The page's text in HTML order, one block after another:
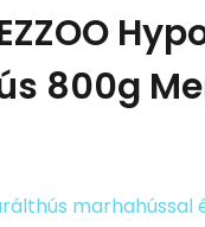
800g
marhahússal